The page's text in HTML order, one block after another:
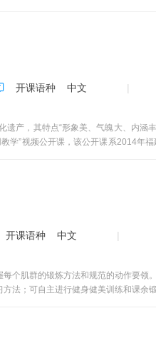
性施兆莉第一周二句子篇Unit 6句子篇
类型之修辞角度李冬青第二周Unit
17句子篇之英语写作中的错误分
句子篇之写作细节标点张苏第四周
施兆莉第六周Unit 28段落篇之如何
永亮第七周Unit 32,33 段落篇之如何
之 道歉信 李冬青第十一周Unit 51
刻1.I know. You know. I know that
后门有前门。这是一副对仗工整、妙
它的意思是：To be or not to be, that
开课语种 中文
产，其特点“形象美、气魄大、内涵
学”视频公开课，该公开课系2014年
拳深入研究和体悟的基础上，对太极
”等思想，使人们了解太极拳的运动
120分钟）实践部分在保留传统杨式
易学易练、占用空间小，可单练、左
开课语种 中文
个肌群的锻炼方法和规范的动作要领
法；可自主进行健身健美训练和课余